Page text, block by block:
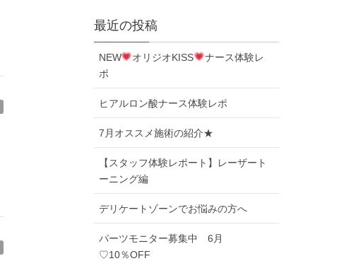
最近の投稿
NEW オリジオKISS
ナース体験レ
ポ
ヒアルロン酸ナース体験レポ
7月オススメ施術の紹介★
【スタッフ体験レポート】レーザート
ーニング編
デリケートゾーンでお悩みの方へ
パーツモニター募集中 6月
♡10％OFF